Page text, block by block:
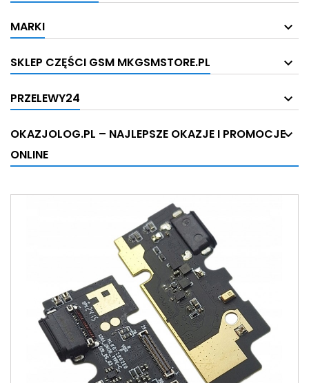
MARKI
SKLEP CZĘŚCI GSM MKGSMSTORE.PL
PRZELEWY24
OKAZJOLOG.PL – NAJLEPSZE OKAZJE I PROMOCJE
ONLINE